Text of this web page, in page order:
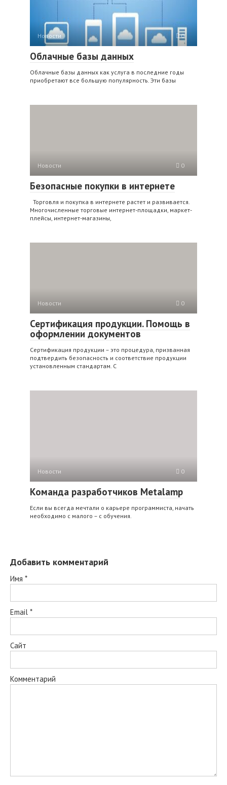
Новости 0
Облачные базы данных
Облачные базы данных как услуга в последние годы
приобретают все большую популярность. Эти базы
Новости 0
Безопасные покупки в интернете
Торговля и покупка в интернете растет и развивается.
Многочисленные торговые интернет-площадки, маркет-
плейсы, интернет-магазины,
Новости 0
Сертификация продукции. Помощь в
оформлении документов
Сертификация продукции – это процедура, призванная
подтвердить безопасность и соответствие продукции
установленным стандартам. С
Новости 0
Команда разработчиков Metalamp
Если вы всегда мечтали о карьере программиста, начать
необходимо с малого – с обучения.
Добавить комментарий
Имя *
Email *
Сайт
Комментарий